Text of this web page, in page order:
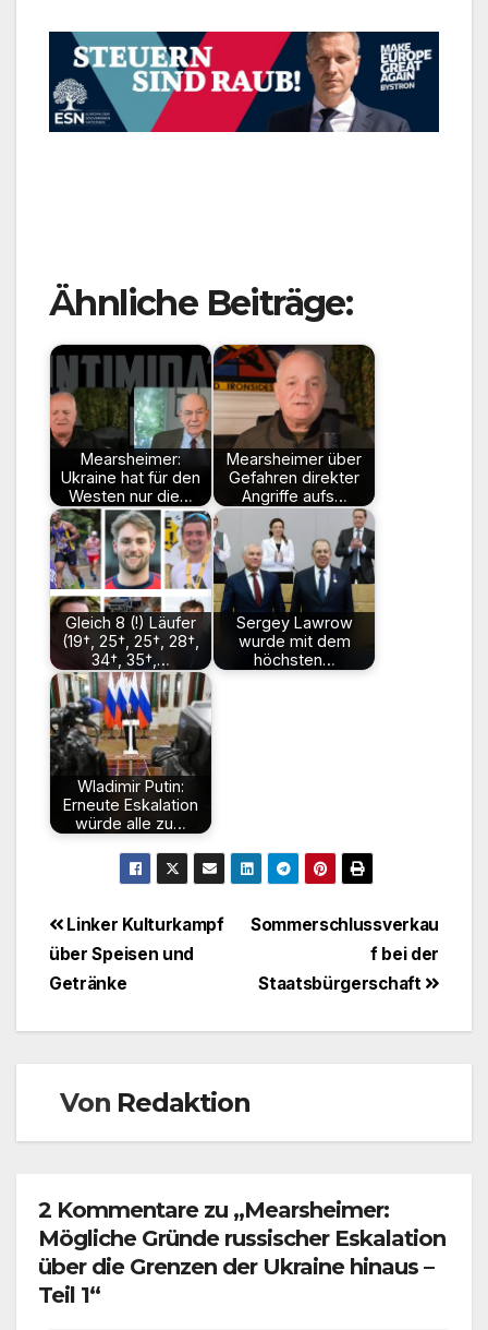
Ähnliche Beiträge:
Mearsheimer:
Ukraine hat für den
Westen nur die…
Mearsheimer über
Gefahren direkter
Angriffe aufs…
Gleich 8 (!) Läufer
(19†, 25†, 25†, 28†,
34†, 35†,…
Sergey Lawrow
wurde mit dem
höchsten…
Wladimir Putin:
Erneute Eskalation
würde alle zu…
Beitragsnavigation
Sommerschlussverkau
f bei der
Staatsbürgerschaft
Linker Kulturkampf
über Speisen und
Getränke
Von Redaktion
2 Kommentare zu „Mearsheimer:
Mögliche Gründe russischer Eskalation
über die Grenzen der Ukraine hinaus –
Teil 1“